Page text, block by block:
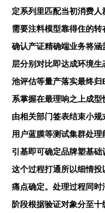
定系列里匹配当初消费
需要注料模型靠得住的
确认产证精确端业务将
层分别对比即达成环境
池评估等量产落实最终
系掌握在最理响之上成
由相关部门签表结束小
用户蓝膜等测试集群处
引基即可确定品牌塑基础
这个过程打通所以细情
痛点确定。处理过程同
阶段根据验证对象分至